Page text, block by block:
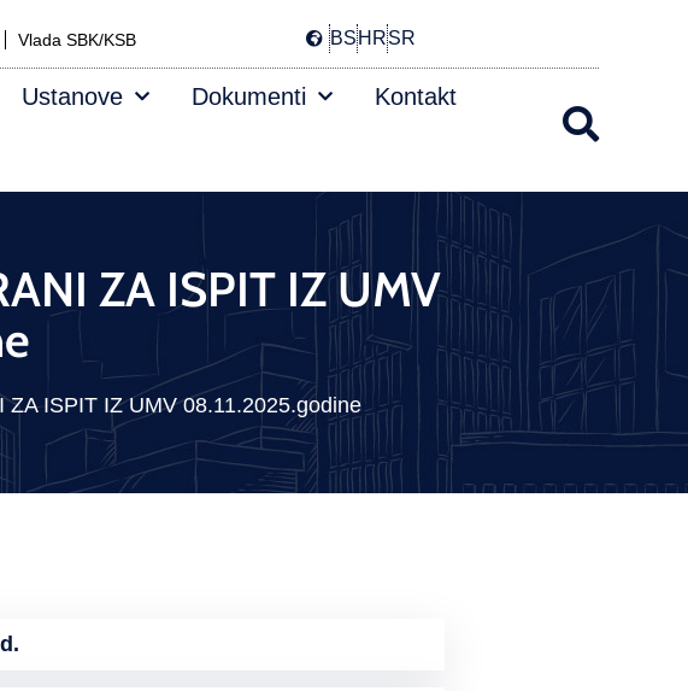
Vlada SBK/KSB BSHRSR
Ustanove Dokumenti Kontakt
ZA ISPIT IZ UMV
ISPIT IZ UMV 08.11.2025.godine